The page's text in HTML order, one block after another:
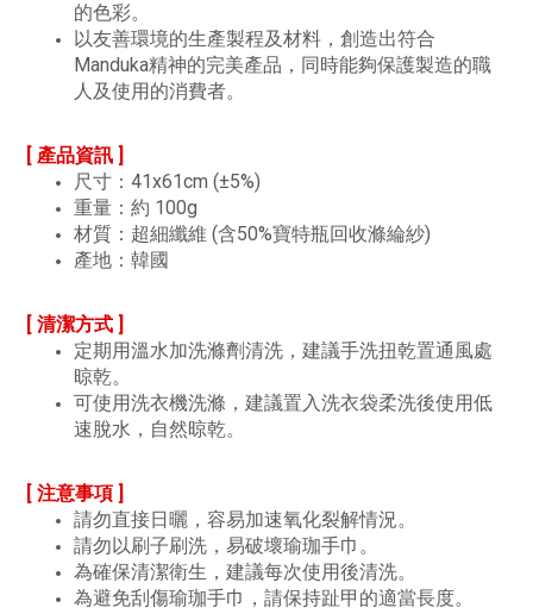
的色彩。
以友善環境的生產製程及材料，創造出符合
Manduka精神的完美產品，同時能夠保護製造的職
人及使用的消費者。
[ 產品資訊 ]
尺寸：41x61cm (±5%)
重量：約 100g
材質：超細纖維 (含50%寶特瓶回收滌綸紗)
產地：韓國
[ 清潔方式 ]
定期用溫水加洗滌劑清洗，建議手洗扭乾置通風處
晾乾。
可使用洗衣機洗滌，建議置入洗衣袋柔洗後使用低
速脫水，自然晾乾。
[ 注意事項 ]
請勿直接日曬，容易加速氧化裂解情況。
請勿以刷子刷洗，易破壞瑜珈手巾。
為確保清潔衛生，建議每次使用後清洗。
為避免刮傷瑜珈手巾，請保持趾甲的適當長度。